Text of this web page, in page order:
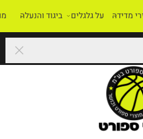
על גלגלים ביגוד והנעלה